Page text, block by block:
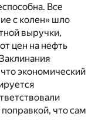
Все
с колен» шло
выручки,
цен на нефть
экономический
что сам